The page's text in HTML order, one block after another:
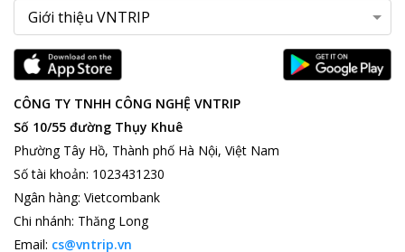
CÔNG TY TNHH CÔNG NGHỆ VNTRIP
Số 10/55 đường Thụy Khuê
Phường Tây Hồ, Thành phố Hà Nội, Việt Nam
Số tài khoản: 1023431230
Ngân hàng: Vietcombank
Chi nhánh: Thăng Long
Email: cs@vntrip.vn